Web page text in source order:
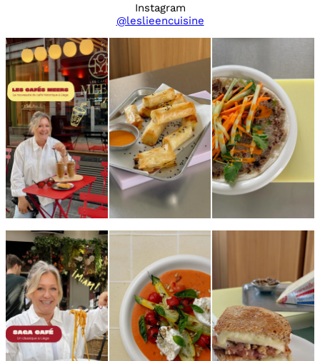
Instagram
@leslieencuisine